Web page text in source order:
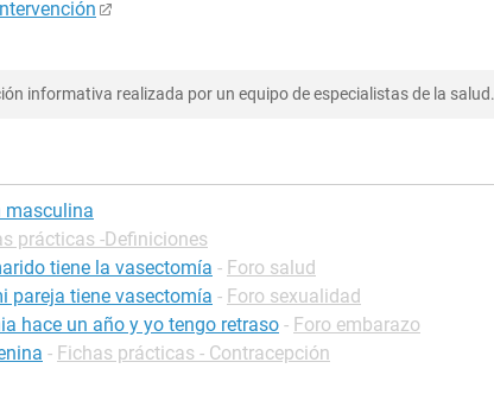
informativa realizada por un equipo de especialistas de la salud.
masculina
prácticas -Definiciones
tiene la vasectomía - Foro salud
pareja tiene vasectomía - Foro sexualidad
hace un año y yo tengo retraso - Foro embarazo
- Fichas prácticas - Contracepción